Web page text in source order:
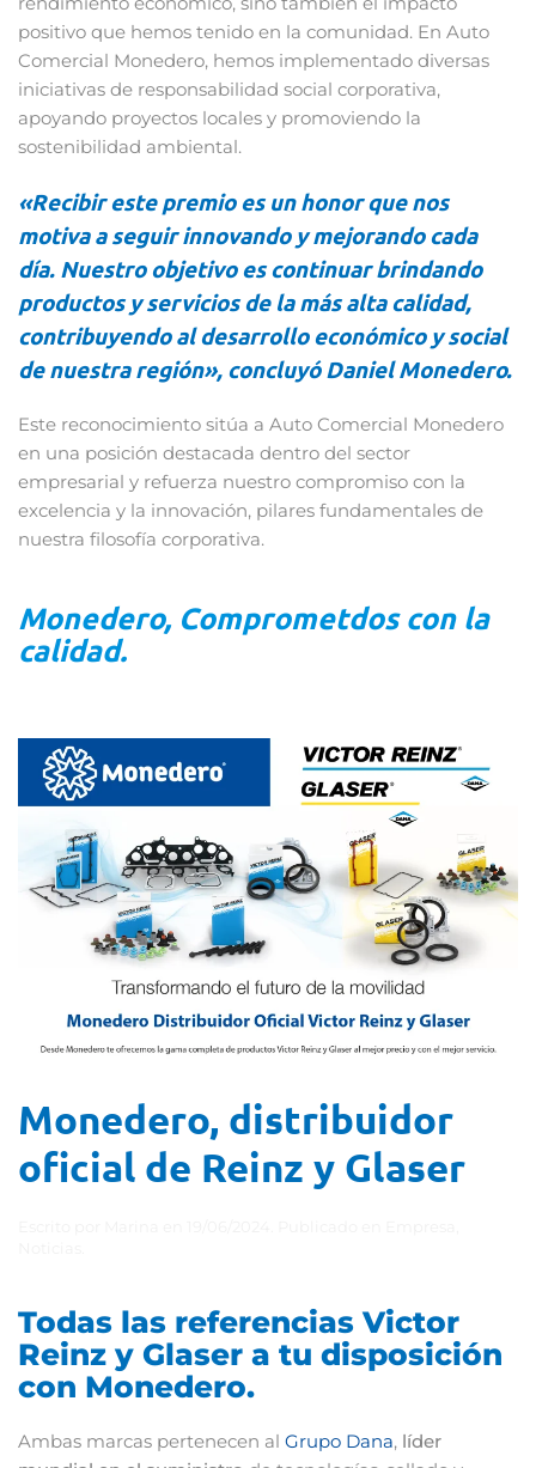
positivo que hemos tenido en la comunidad. En Auto
Comercial Monedero, hemos implementado diversas
iniciativas de responsabilidad social corporativa,
apoyando proyectos locales y promoviendo la
sostenibilidad ambiental.
«Recibir este premio es un honor que nos
motiva a seguir innovando y mejorando cada
día. Nuestro objetivo es continuar brindando
productos y servicios de la más alta calidad,
contribuyendo al desarrollo económico y social
de nuestra región», concluyó Daniel Monedero.
Este reconocimiento sitúa a Auto Comercial Monedero
en una posición destacada dentro del sector
empresarial y refuerza nuestro compromiso con la
excelencia y la innovación, pilares fundamentales de
nuestra filosofía corporativa.
Monedero, Comprometdos con la
calidad.
Monedero, distribuidor
oficial de Reinz y Glaser
Todas las referencias Victor
Reinz y Glaser a tu disposición
con Monedero.
Ambas marcas pertenecen al Grupo Dana, líder